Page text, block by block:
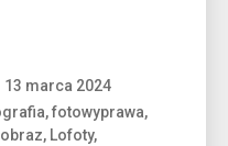
13 marca 2024
,fotowyprawa,
, Lofoty,